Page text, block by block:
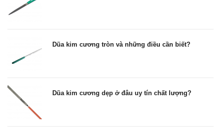
Dũa kim cương tròn và những điều cần biết?
Dũa kim cương dẹp ở đâu uy tín chất lượng?